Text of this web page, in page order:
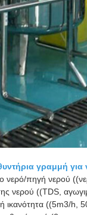
γραμμή
νερό/πηγή νερού
νερού ((TDS,
ικανότητα ((5m3/h,